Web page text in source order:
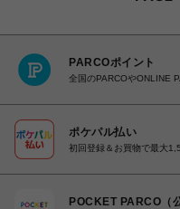
PARCOポイント
全国のPARCOやONLINE
ポケパル払い
初回登録＆お買物で最大
POCKET PARCO（